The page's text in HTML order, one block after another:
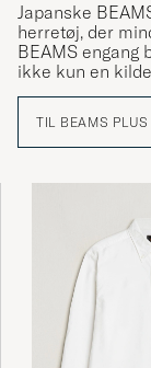
Japanske
herretøj, der
BEAMS engang
ikke kun en
tænker på at
Den første
at sælge
kollegieværelse.
Shitara, søn af
TIL BEAMS PLUS